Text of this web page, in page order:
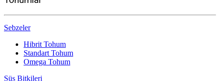
Sebzeler
Hibrit Tohum
Standart Tohum
Omega Tohum
Süs Bitkileri